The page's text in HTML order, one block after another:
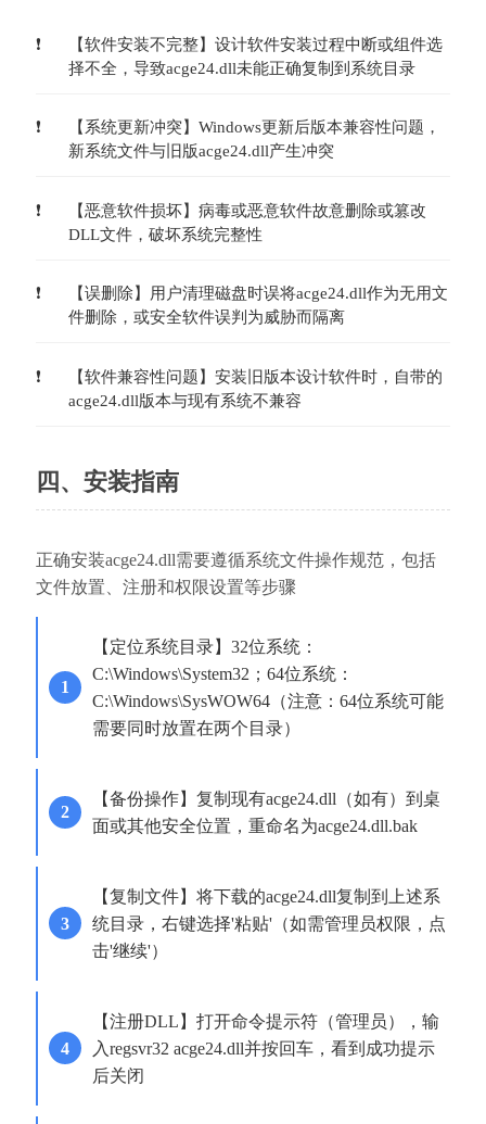
【软件安装不完整】设计软件安装过程中断或组件选
择不全，导致acge24.dll未能正确复制到系统目录
【系统更新冲突】Windows更新后版本兼容性问题，
新系统文件与旧版acge24.dll产生冲突
【恶意软件损坏】病毒或恶意软件故意删除或篡改
DLL文件，破坏系统完整性
【误删除】用户清理磁盘时误将acge24.dll作为无用文
件删除，或安全软件误判为威胁而隔离
【软件兼容性问题】安装旧版本设计软件时，自带的
acge24.dll版本与现有系统不兼容
四、安装指南
正确安装acge24.dll需要遵循系统文件操作规范，包括
文件放置、注册和权限设置等步骤
【定位系统目录】32位系统：
C:\Windows\System32；64位系统：
C:\Windows\SysWOW64（注意：64位系统可能
需要同时放置在两个目录）
【备份操作】复制现有acge24.dll（如有）到桌
面或其他安全位置，重命名为acge24.dll.bak
【复制文件】将下载的acge24.dll复制到上述系
统目录，右键选择'粘贴'（如需管理员权限，点
击'继续'）
【注册DLL】打开命令提示符（管理员），输
入regsvr32 acge24.dll并按回车，看到成功提示
后关闭